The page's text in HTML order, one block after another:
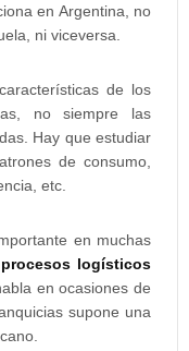
en Argentina, no
ni viceversa.
de los
no siempre las
Hay que estudiar
de consumo,
etc.
en muchas
logísticos
en ocasiones de
supone una